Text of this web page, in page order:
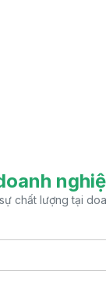
chất lượng tại